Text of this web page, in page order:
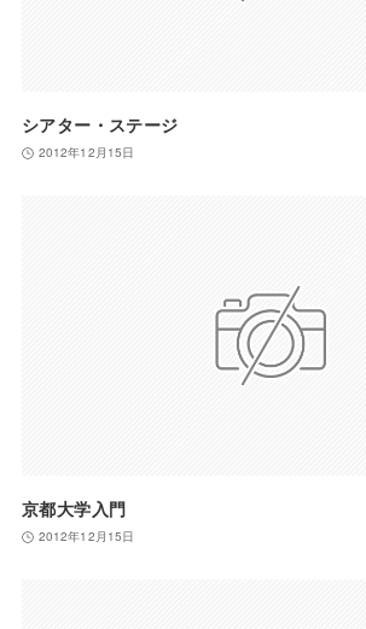
シアター・ステージ
2012年12月15日
京都大学入門
2012年12月15日